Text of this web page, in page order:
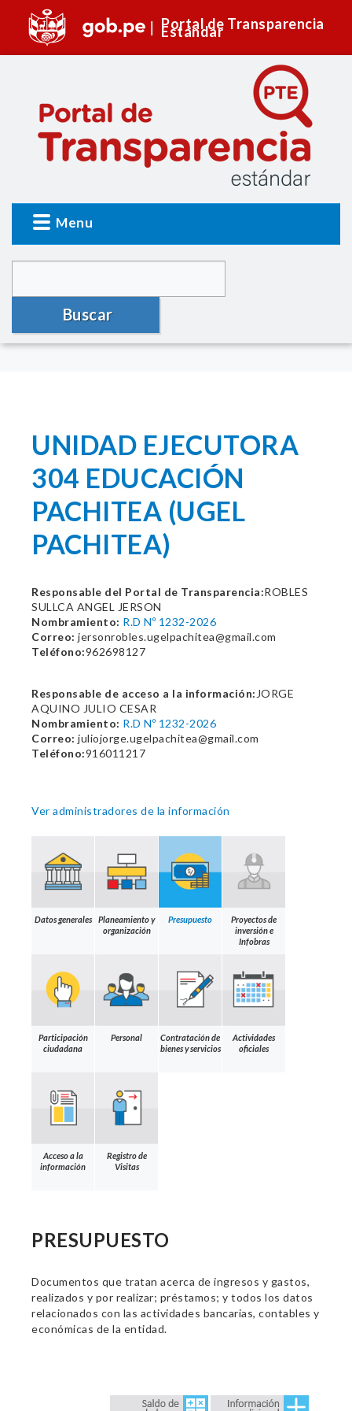
Portal de Transparencia
Estándar
Menu
Buscar
UNIDAD EJECUTORA
304 EDUCACIÓN
PACHITEA (UGEL
PACHITEA)
Responsable del Portal de Transparencia:ROBLES
SULLCA ANGEL JERSON
Nombramiento: R.D Nº 1232-2026
Correo: jersonrobles.ugelpachitea@gmail.com
Teléfono:962698127
Responsable de acceso a la información: JORGE
AQUINO JULIO CESAR
Nombramiento: R.D Nº 1232-2026
Correo: juliojorge.ugelpachitea@gmail.com
Teléfono:916011217
Ver administradores de la información
Datos generales
Planeamiento y
organización
Presupuesto
Proyectos de
inversión e
Infobras
Participación
ciudadana
Personal
Contratación de
bienes y servicios
Actividades
oficiales
Acceso a la
información
Registro de
Visitas
PRESUPUESTO
Documentos que tratan acerca de ingresos y gastos,
realizados y por realizar; préstamos; y todos los datos
relacionados con las actividades bancarias, contables y
económicas de la entidad.